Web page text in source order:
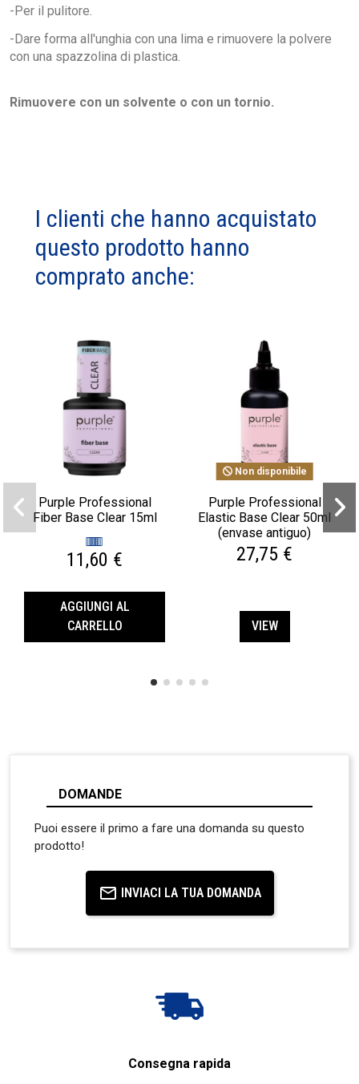
-Per il pulitore.
-Dare forma all'unghia con una lima e rimuovere la polvere
con una spazzolina di plastica.
Rimuovere con un solvente o con un tornio.
I clienti che hanno acquistato
questo prodotto hanno
comprato anche:
Purple Professional
Fiber Base Clear 15ml
11,60 €
AGGIUNGI AL
CARRELLO
Non disponibile
Purple Professional
Elastic Base Clear 50ml
(envase antiguo)
27,75 €
VIEW
DOMANDE
Puoi essere il primo a fare una domanda su questo
prodotto!
INVIACI LA TUA DOMANDA
Consegna rapida